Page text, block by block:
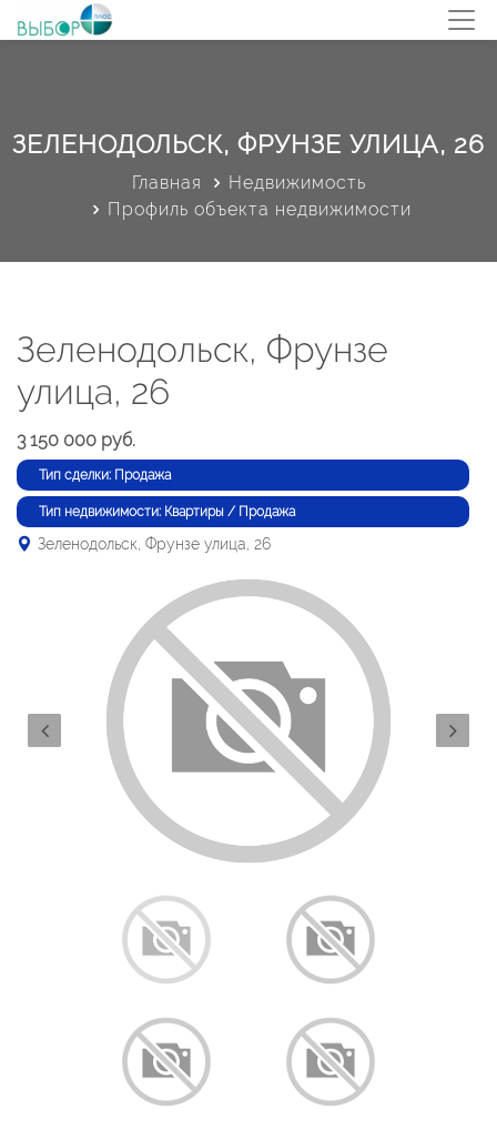
ЗЕЛЕНОДОЛЬСК, ФРУНЗЕ УЛИЦА, 26
Главная
Недвижимость
Профиль объекта недвижимости
Зеленодольск, Фрунзе
улица, 26
3 150 000 руб.
Тип сделки: Продажа
Тип недвижимости: Квартиры / Продажа
Зеленодольск, Фрунзе улица, 26